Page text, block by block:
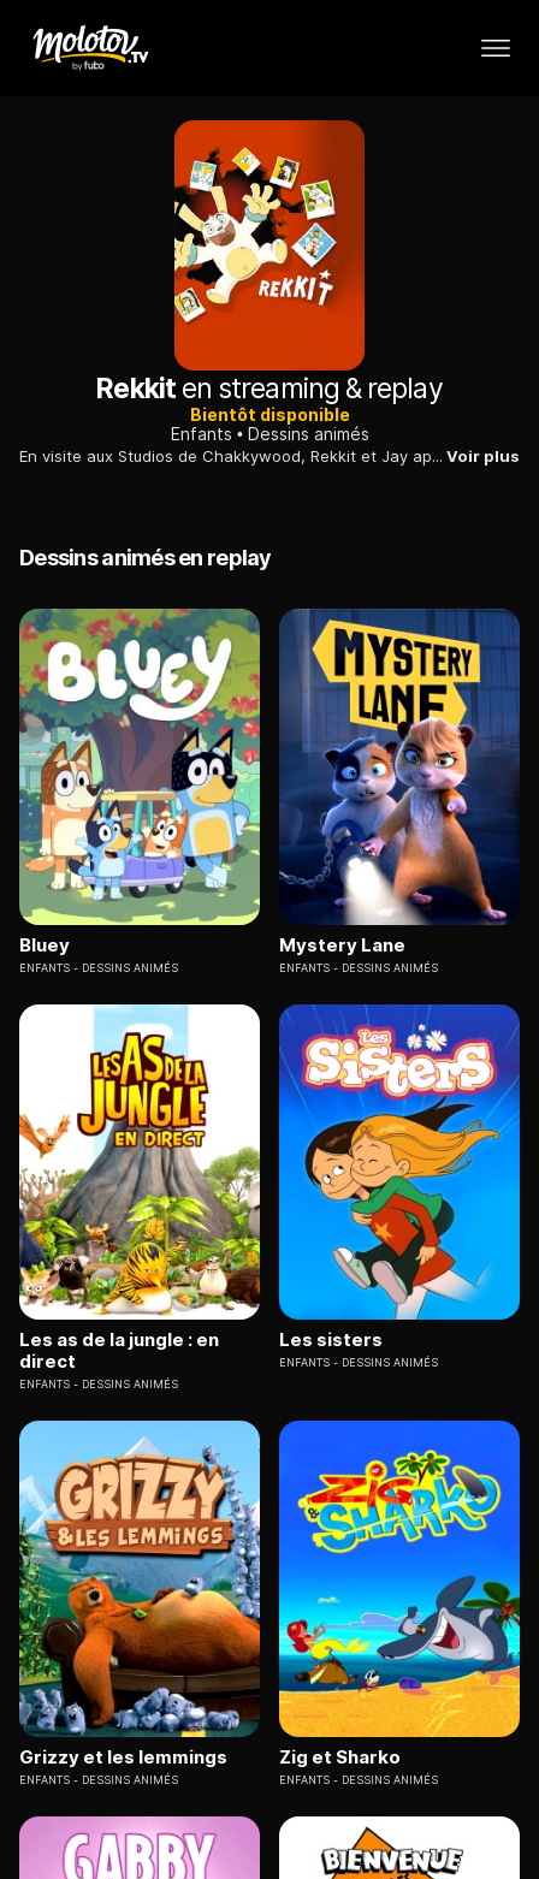
Rekkiten streaming & replay
Bientôt disponible
Enfants
Dessins animés
En visite aux Studios de Chakkywood, Rekkit et Jay apprennent que le fameux réalisateur et oncle de Rekkit, Tim, prend sa retraite. Mais Rekkit est ensorcelé par la folie hollywoodienne... Voir plus
Dessins animés en replay
Bluey
ENFANTS DESSINS ANIMÉS
Mystery Lane
ENFANTS DESSINS ANIMÉS
Les as de la jungle : en
direct
ENFANTS DESSINS ANIMÉS
Les sisters
ENFANTS DESSINS ANIMÉS
Grizzy et les lemmings
ENFANTS DESSINS ANIMÉS
Zig et Sharko
ENFANTS DESSINS ANIMÉS